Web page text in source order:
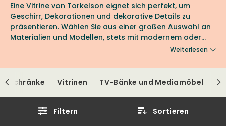
Eine Vitrine von Torkelson eignet sich perfekt, um
Geschirr, Dekorationen und dekorative Details zu
präsentieren. Wählen Sie aus einer großen Auswahl an
Materialien und Modellen, stets mit modernem oder
klassischem Design, das sich in viele Einrichtungsstile
Weiterlesen
Schränke Vitrinen TV-Bänke und Mediamöbel
Filtern Sortieren